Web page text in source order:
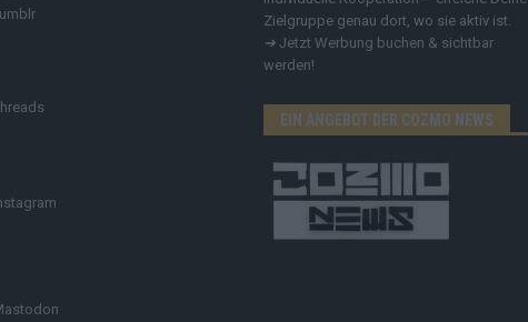
Zielgruppe genau dort, wo sie aktiv ist.
➔ Jetzt Werbung buchen & sichtbar
werden!
EIN ANGEBOT DER COZMO NEWS